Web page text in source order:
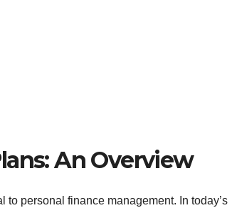
An Overview
personal finance management. In today’s